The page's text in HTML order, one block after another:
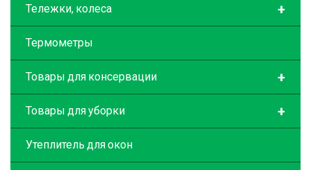
+
Тележки, колеса
Термометры
+
Товары для консервации
+
Товары для уборки
Утеплитель для окон